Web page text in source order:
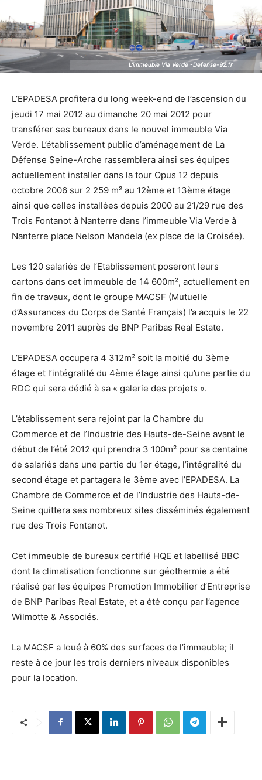
L'immeuble Via Verde -Defense-92.fr
L'immeuble Via Verde -Defense-92.fr
L’EPADESA profitera du long week-end de l’ascension du
jeudi 17 mai 2012 au dimanche 20 mai 2012 pour
transférer ses bureaux dans le nouvel immeuble Via
Verde. L’établissement public d’aménagement de La
Défense Seine-Arche rassemblera ainsi ses équipes
actuellement installer dans la tour Opus 12 depuis
octobre 2006 sur 2 259 m² au 12ème et 13ème étage
ainsi que celles installées depuis 2000 au 21/29 rue des
Trois Fontanot à Nanterre dans l’immeuble Via Verde à
Nanterre place Nelson Mandela (ex place de la Croisée).
Les 120 salariés de l’Etablissement poseront leurs
cartons dans cet immeuble de 14 600m², actuellement en
fin de travaux, dont le groupe MACSF (Mutuelle
d’Assurances du Corps de Santé Français) l’a acquis le 22
novembre 2011 auprès de BNP Paribas Real Estate.
L’EPADESA occupera 4 312m² soit la moitié du 3ème
étage et l’intégralité du 4ème étage ainsi qu’une partie du
RDC qui sera dédié à sa « galerie des projets ».
L’établissement sera rejoint par la Chambre du
Commerce et de l’Industrie des Hauts-de-Seine avant le
début de l’été 2012 qui prendra 3 100m² pour sa centaine
de salariés dans une partie du 1er étage, l’intégralité du
second étage et partagera le 3ème avec l’EPADESA. La
Chambre de Commerce et de l’Industrie des Hauts-de-
Seine quittera ses nombreux sites disséminés également
rue des Trois Fontanot.
Cet immeuble de bureaux certifié HQE et labellisé BBC
dont la climatisation fonctionne sur géothermie a été
réalisé par les équipes Promotion Immobilier d’Entreprise
de BNP Paribas Real Estate, et a été conçu par l’agence
Wilmotte & Associés.
La MACSF a loué à 60% des surfaces de l’immeuble; il
reste à ce jour les trois derniers niveaux disponibles
pour la location.